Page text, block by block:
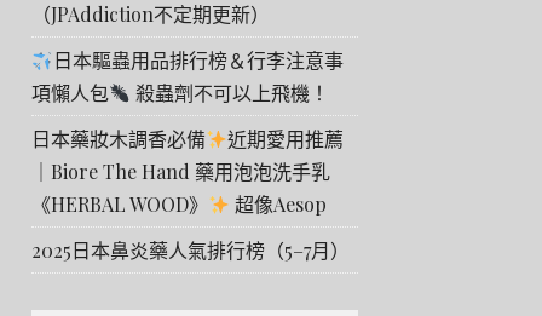
（JPAddiction不定期更新）
日本驅蟲用品排行榜＆行李注意事
項懶人包
殺蟲劑不可以上飛機！
日本藥妝木調香必備
近期愛用推薦
｜Biore The Hand 藥用泡泡洗手乳
《HERBAL WOOD》
超像Aesop
2025日本鼻炎藥人氣排行榜（5–7月）